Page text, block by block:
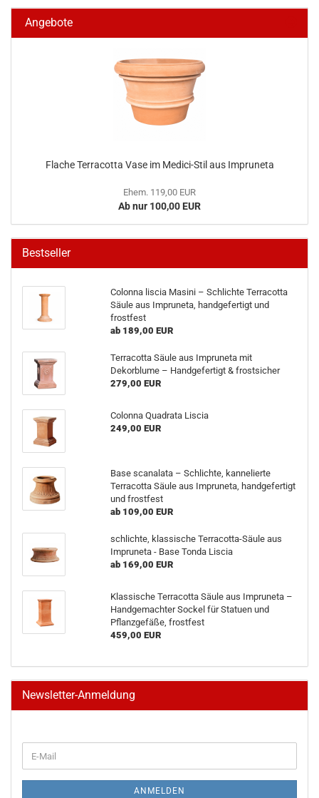
Angebote
Flache Terracotta Vase im Medici-Stil aus Impruneta
Ehem. 119,00 EUR
Ab nur 100,00 EUR
Bestseller
Colonna liscia Masini – Schlichte Terracotta
Säule aus Impruneta, handgefertigt und
frostfest
ab 189,00 EUR
Terracotta Säule aus Impruneta mit
Dekorblume – Handgefertigt & frostsicher
279,00 EUR
Colonna Quadrata Liscia
249,00 EUR
Base scanalata – Schlichte, kannelierte
Terracotta Säule aus Impruneta, handgefertigt
und frostfest
ab 109,00 EUR
schlichte, klassische Terracotta-Säule aus
Impruneta - Base Tonda Liscia
ab 169,00 EUR
Klassische Terracotta Säule aus Impruneta –
Handgemachter Sockel für Statuen und
Pflanzgefäße, frostfest
459,00 EUR
Newsletter-Anmeldung
ZUR
E-
Mail
ANMELDEN